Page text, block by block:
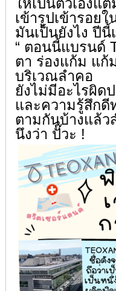
ให้เป็นตัวเองแ
เข้ารูปเข้ารอย
มันเป็นยังไง ปี
“ ตอนนี้แบรนด์
ตา ร่องแก้ม แก้
บริเวณลำคอ
ยังไม่มีอะไรผิด
และความรู้สึกดี
ตามกันบ้างแล้ว
นึงว่า ปั๊วะ !